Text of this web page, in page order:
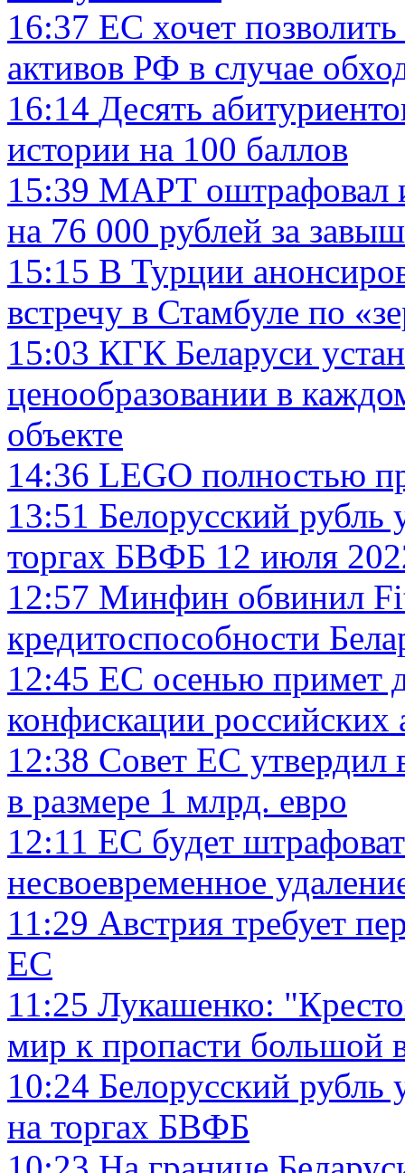
16:37 ЕС хочет
активов РФ в случае
16:14 Десять
истории на 100 баллов
15:39 МАРТ оштрафовал
на 76 000 рублей за
15:15 В Турции
встречу в Стамбуле по
15:03 КГК Беларуси
ценообразовании в
объекте
14:36 LEGO полностью
13:51 Белорусский рубль
торгах БВФБ 12 июля
12:57 Минфин обвинил
кредитоспособности
12:45 ЕС осенью примет
конфискации российских
12:38 Совет ЕС утвердил
в размере 1 млрд. евро
12:11 ЕС будет
несвоевременное
11:29 Австрия требует
ЕС
11:25 Лукашенко:
мир к пропасти большой
10:24 Белорусский рубль
на торгах БВФБ